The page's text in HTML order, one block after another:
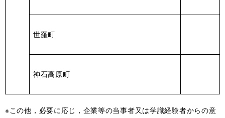
世羅町
神石高原町
※この他，必要に応じ，企業等の当事者又は学識経験者からの意